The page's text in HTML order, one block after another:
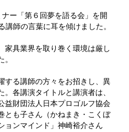
ー「第６回夢を語る会」を開
師の言葉に耳を傾けました。
家具業界を取り巻く環境は厳し
する講師の方々をお招きし、異
各講演タイトルと講演者は、
財団法人日本プロゴルフ協会
も子さん（かねまき・こくぼ
ンマインド」神崎裕介さん